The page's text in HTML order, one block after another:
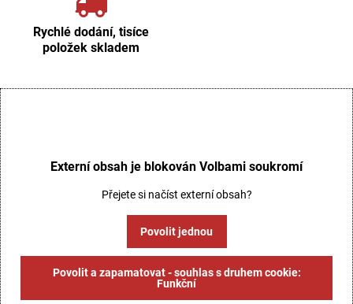
Rychlé dodání, tisíce
položek skladem
Externí obsah je blokován Volbami soukromí
Přejete si načíst externí obsah?
Povolit jednou
Povolit a zapamatovat - souhlas s druhem cookie:
Funkční